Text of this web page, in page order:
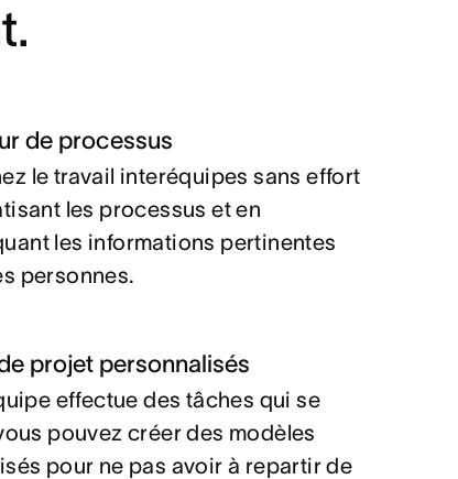
de processus
le travail interéquipes sans effort
les processus et en
les informations pertinentes
personnes.
projet personnalisés
effectue des tâches qui se
pouvez créer des modèles
pour ne pas avoir à repartir de